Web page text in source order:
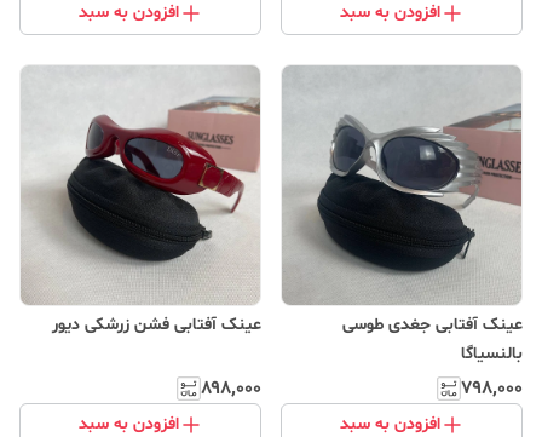
افزودن به سبد افزودن به سبد
عینک آفتابی جغدی طوسی
بالنسیاگا
۷۹۸٬۰۰۰
افزودن به سبد
عینک آفتابی فشن زرشکی دیور
۸۹۸٬۰۰۰
افزودن به سبد